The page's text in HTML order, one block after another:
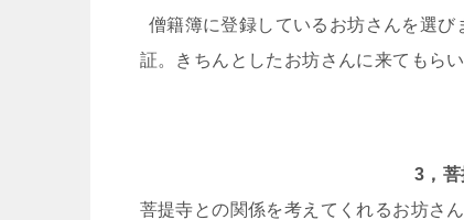
僧籍簿に登録しているお坊さんを選
証。きちんとしたお坊さんに来てもら
3，
菩提寺との関係を考えてくれるお坊さ